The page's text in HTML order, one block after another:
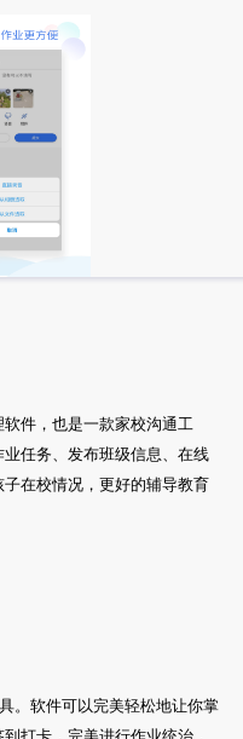
件，也是一款家校沟通工
任务、发布班级信息、在线
在校情况，更好的辅导教育
。软件可以完美轻松地让你掌